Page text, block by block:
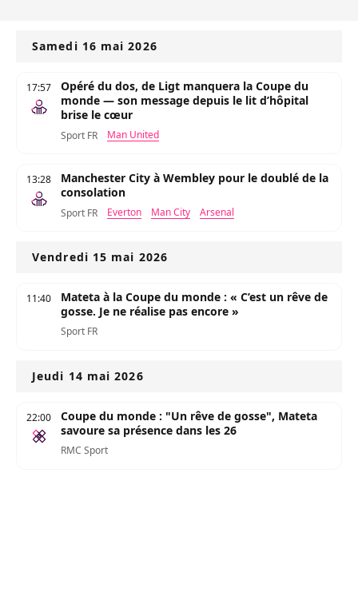
Samedi 16 mai 2026
17:57
Opéré du dos, de Ligt manquera la Coupe du
monde — son message depuis le lit d’hôpital
brise le cœur
Sport FR Man United
13:28
Manchester City à Wembley pour le doublé de la
consolation
Sport FR Everton Man City Arsenal
Vendredi 15 mai 2026
11:40
Mateta à la Coupe du monde : « C’est un rêve de
gosse. Je ne réalise pas encore »
Sport FR
Jeudi 14 mai 2026
22:00
Coupe du monde : "Un rêve de gosse", Mateta
savoure sa présence dans les 26
RMC Sport